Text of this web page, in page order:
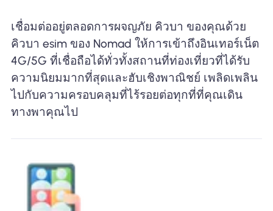
เชื่อมต่ออยู่ตลอดการผจญภัย คิวบา ของคุณด้วย
คิวบา esim ของ Nomad ให้การเข้าถึงอินเทอร์เน็ต
4G/5G ที่เชื่อถือได้ทั่วทั้งสถานที่ท่องเที่ยวที่ได้รับ
ความนิยมมากที่สุดและฮับเชิงพาณิชย์ เพลิดเพลิน
ไปกับความครอบคลุมที่ไร้รอยต่อทุกที่ที่คุณเดิน
ทางพาคุณไป